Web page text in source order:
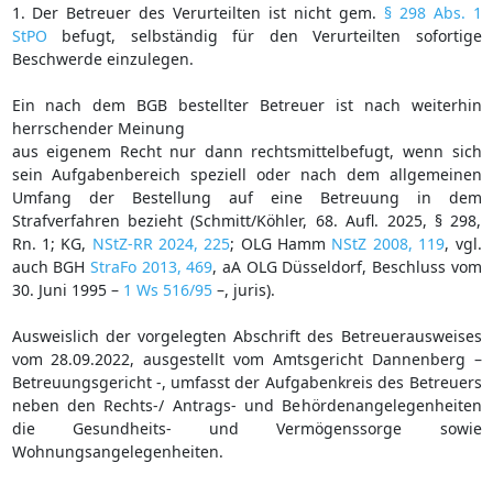
1. Der Betreuer des Verurteilten ist nicht gem. § 298 Abs. 1
StPO befugt, selbständig für den Verurteilten sofortige
Beschwerde einzulegen.
Ein nach dem BGB bestellter Betreuer ist nach weiterhin
herrschender Meinung
aus eigenem Recht nur dann rechtsmittelbefugt, wenn sich
sein Aufgabenbereich speziell oder nach dem allgemeinen
Umfang der Bestellung auf eine Betreuung in dem
Strafverfahren bezieht (Schmitt/Köhler, 68. Aufl. 2025, § 298,
Rn. 1; KG, NStZ-RR 2024, 225; OLG Hamm NStZ 2008, 119, vgl.
auch BGH StraFo 2013, 469, aA OLG Düsseldorf, Beschluss vom
30. Juni 1995 – 1 Ws 516/95–, juris).
Ausweislich der vorgelegten Abschrift des Betreuerausweises
vom 28.09.2022, ausgestellt vom Amtsgericht Dannenberg –
Betreuungsgericht -, umfasst der Aufgabenkreis des Betreuers
neben den Rechts-/ Antrags- und Behördenangelegenheiten
die Gesundheits- und Vermögenssorge sowie
Wohnungsangelegenheiten.